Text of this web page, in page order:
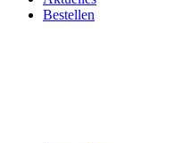
Bestellen